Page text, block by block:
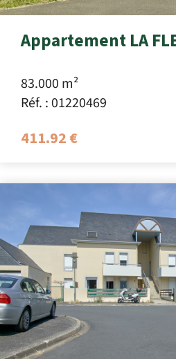
Appartement LA
83.000 m²
Réf. : 01220469
411.92 €